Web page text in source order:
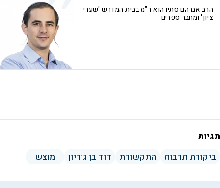
הרב אברהם סתיו הוא ר"מ בבית המדרש 'שערי
ציון' ומחבר ספרים
תגיות
ביקורת תרבות התקשורת דוד בן גוריון מוצש